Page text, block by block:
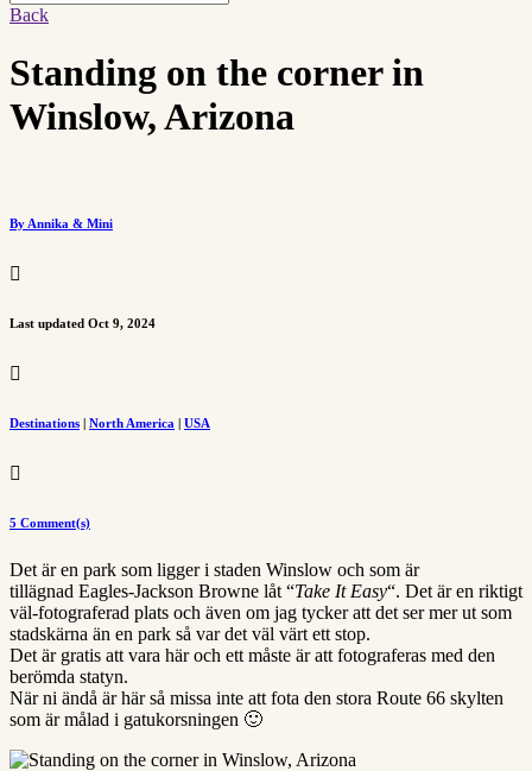
Back
Standing on the corner in
Winslow, Arizona
By Annika & Mini

Last updated Oct 9, 2024

Destinations | North America | USA

5 Comment(s)
Det är en park som ligger i staden Winslow och som är
tillägnad Eagles-Jackson Browne låt “Take It Easy“. Det är en riktigt
väl-fotograferad plats och även om jag tycker att det ser mer ut som
stadskärna än en park så var det väl värt ett stop.
Det är gratis att vara här och ett måste är att fotograferas med den
berömda statyn.
När ni ändå är här så missa inte att fota den stora Route 66 skylten
som är målad i gatukorsningen 🙂